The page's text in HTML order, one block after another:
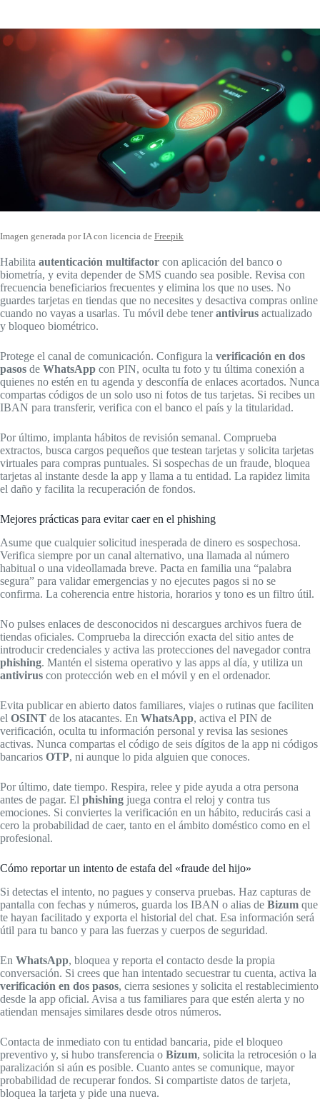
Imagen generada por IA con licencia de Freepik
Habilita autenticación multifactor con aplicación del banco o
biometría, y evita depender de SMS cuando sea posible. Revisa con
frecuencia beneficiarios frecuentes y elimina los que no uses. No
guardes tarjetas en tiendas que no necesites y desactiva compras online
cuando no vayas a usarlas. Tu móvil debe tenerantivirus actualizado
y bloqueo biométrico.
Protege el canal de comunicación. Configura la verificación en dos
pasos de WhatsApp con PIN, oculta tu foto y tu última conexión a
quienes no estén en tu agenda y desconfía de enlaces acortados. Nunca
compartas códigos de un solo uso ni fotos de tus tarjetas. Si recibes un
IBAN para transferir, verifica con el banco el país y la titularidad.
Por último, implanta hábitos de revisión semanal. Comprueba
extractos, busca cargos pequeños que testean tarjetas y solicita tarjetas
virtuales para compras puntuales. Si sospechas de un fraude, bloquea
tarjetas al instante desde la app y llama a tu entidad. La rapidez limita
el daño y facilita la recuperación de fondos.
Mejores prácticas para evitar caer en el phishing
Asume que cualquier solicitud inesperada de dinero es sospechosa.
Verifica siempre por un canal alternativo, una llamada al número
habitual o una videollamada breve. Pacta en familia una “palabra
segura” para validar emergencias y no ejecutes pagos si no se
confirma. La coherencia entre historia, horarios y tono es un filtro útil.
No pulses enlaces de desconocidos ni descargues archivos fuera de
tiendas oficiales. Comprueba la dirección exacta del sitio antes de
introducir credenciales y activa las protecciones del navegador contra
phishing. Mantén el sistema operativo y las apps al día, y utiliza un
antivirus con protección web en el móvil y en el ordenador.
Evita publicar en abierto datos familiares, viajes o rutinas que faciliten
el OSINT de los atacantes. En WhatsApp, activa el PIN de
verificación, oculta tu información personal y revisa las sesiones
activas. Nunca compartas el código de seis dígitos de la app ni códigos
bancarios OTP, ni aunque lo pida alguien que conoces.
Por último, date tiempo. Respira, relee y pide ayuda a otra persona
antes de pagar. El phishing juega contra el reloj y contra tus
emociones. Si conviertes la verificación en un hábito, reducirás casi a
cero la probabilidad de caer, tanto en el ámbito doméstico como en el
profesional.
Cómo reportar un intento de estafa del «fraude del hijo»
Si detectas el intento, no pagues y conserva pruebas. Haz capturas de
pantalla con fechas y números, guarda los IBAN o alias de Bizum que
te hayan facilitado y exporta el historial del chat. Esa información será
útil para tu banco y para las fuerzas y cuerpos de seguridad.
En WhatsApp, bloquea y reporta el contacto desde la propia
conversación. Si crees que han intentado secuestrar tu cuenta, activa la
verificación en dos pasos, cierra sesiones y solicita el restablecimiento
desde la app oficial. Avisa a tus familiares para que estén alerta y no
atiendan mensajes similares desde otros números.
Contacta de inmediato con tu entidad bancaria, pide el bloqueo
preventivo y, si hubo transferencia o Bizum, solicita la retrocesión o la
paralización si aún es posible. Cuanto antes se comunique, mayor
probabilidad de recuperar fondos. Si compartiste datos de tarjeta,
bloquea la tarjeta y pide una nueva.